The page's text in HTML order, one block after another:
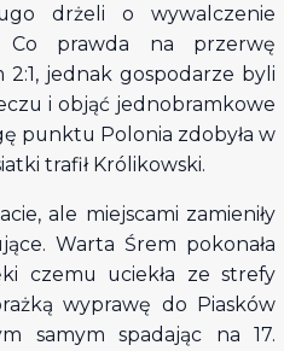
drżeli o wywalczenie
Co prawda na przerwę
jednak gospodarze byli
i objąć jednobramkowe
punktu Polonia zdobyła w
trafił Królikowski.
ale miejscami zamieniły
Warta Śrem pokonała
czemu uciekła ze strefy
wyprawę do Piasków
samym spadając na 17.